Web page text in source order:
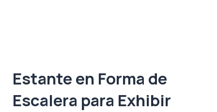
Estante en Forma de
Escalera para Exhibir